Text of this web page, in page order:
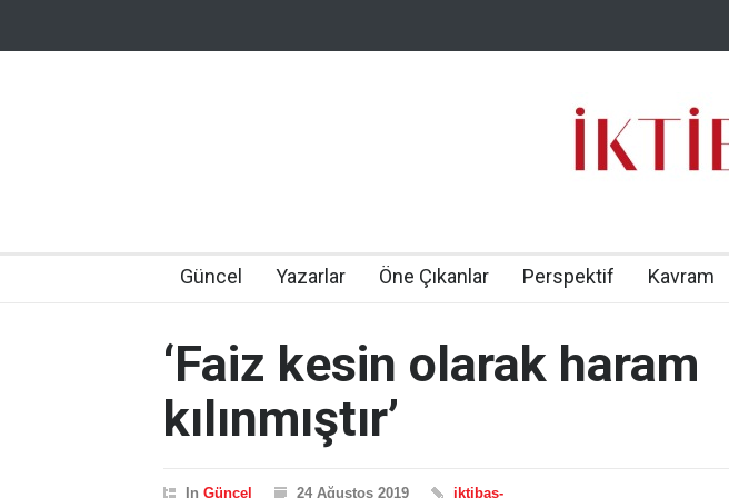
Güncel Yazarlar Öne Çıkanlar Perspektif Kavram
‘Faiz kesin olarak haram
kılınmıştır’
In Güncel 24 Ağustos 2019 iktibas-